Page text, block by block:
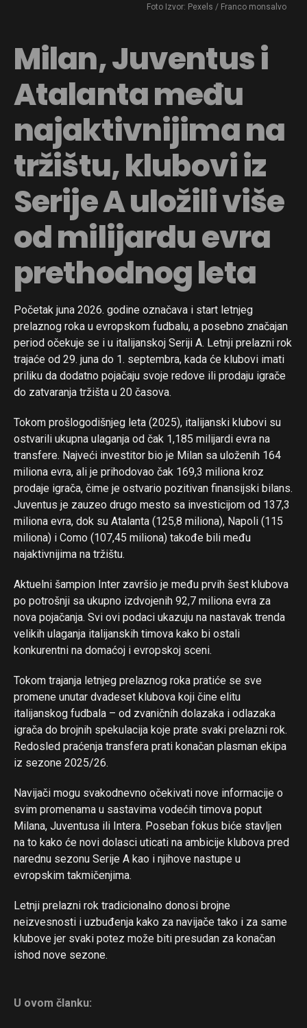
Foto Izvor: Pexels / Franco monsalvo
Milan, Juventus i
Atalanta među
najaktivnijima na
tržištu, klubovi iz
Serije A uložili više
od milijardu evra
prethodnog leta
Početak juna 2026. godine označava i start letnjeg
prelaznog roka u evropskom fudbalu, a posebno značajan
period očekuje se i u italijanskoj Seriji A. Letnji prelazni rok
trajaće od 29. juna do 1. septembra, kada će klubovi imati
priliku da dodatno pojačaju svoje redove ili prodaju igrače
do zatvaranja tržišta u 20 časova.
Tokom prošlogodišnjeg leta (2025), italijanski klubovi su
ostvarili ukupna ulaganja od čak 1,185 milijardi evra na
transfere. Najveći investitor bio je Milan sa uloženih 164
miliona evra, ali je prihodovao čak 169,3 miliona kroz
prodaje igrača, čime je ostvario pozitivan finansijski bilans.
Juventus je zauzeo drugo mesto sa investicijom od 137,3
miliona evra, dok su Atalanta (125,8 miliona), Napoli (115
miliona) i Como (107,45 miliona) takođe bili među
najaktivnijima na tržištu.
Aktuelni šampion Inter završio je među prvih šest klubova
po potrošnji sa ukupno izdvojenih 92,7 miliona evra za
nova pojačanja. Svi ovi podaci ukazuju na nastavak trenda
velikih ulaganja italijanskih timova kako bi ostali
konkurentni na domaćoj i evropskoj sceni.
Tokom trajanja letnjeg prelaznog roka pratiće se sve
promene unutar dvadeset klubova koji čine elitu
italijanskog fudbala – od zvaničnih dolazaka i odlazaka
igrača do brojnih spekulacija koje prate svaki prelazni rok.
Redosled praćenja transfera prati konačan plasman ekipa
iz sezone 2025/26.
Navijači mogu svakodnevno očekivati nove informacije o
svim promenama u sastavima vodećih timova poput
Milana, Juventusa ili Intera. Poseban fokus biće stavljen
na to kako će novi dolasci uticati na ambicije klubova pred
narednu sezonu Serije A kao i njihove nastupe u
evropskim takmičenjima.
Letnji prelazni rok tradicionalno donosi brojne
neizvesnosti i uzbuđenja kako za navijače tako i za same
klubove jer svaki potez može biti presudan za konačan
ishod nove sezone.
U ovom članku: